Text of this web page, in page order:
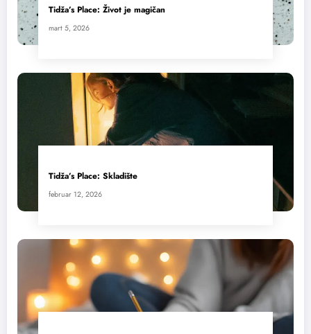
Tidža’s Place: Život je magičan
mart 5, 2026
Tidža’s Place: Skladište
februar 12, 2026